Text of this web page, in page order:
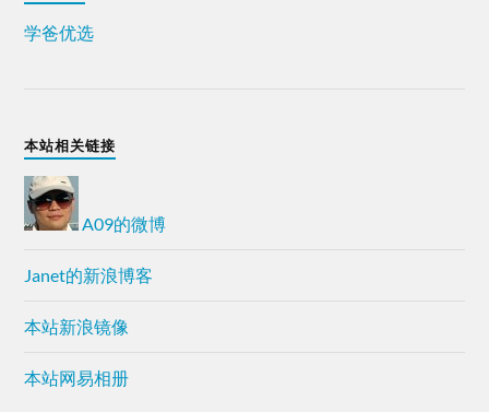
学爸优选
本站相关链接
A09的微博
Janet的新浪博客
本站新浪镜像
本站网易相册